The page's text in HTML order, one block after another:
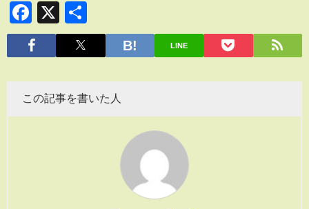
Facebook
X
有
LINE
この記事を書いた人